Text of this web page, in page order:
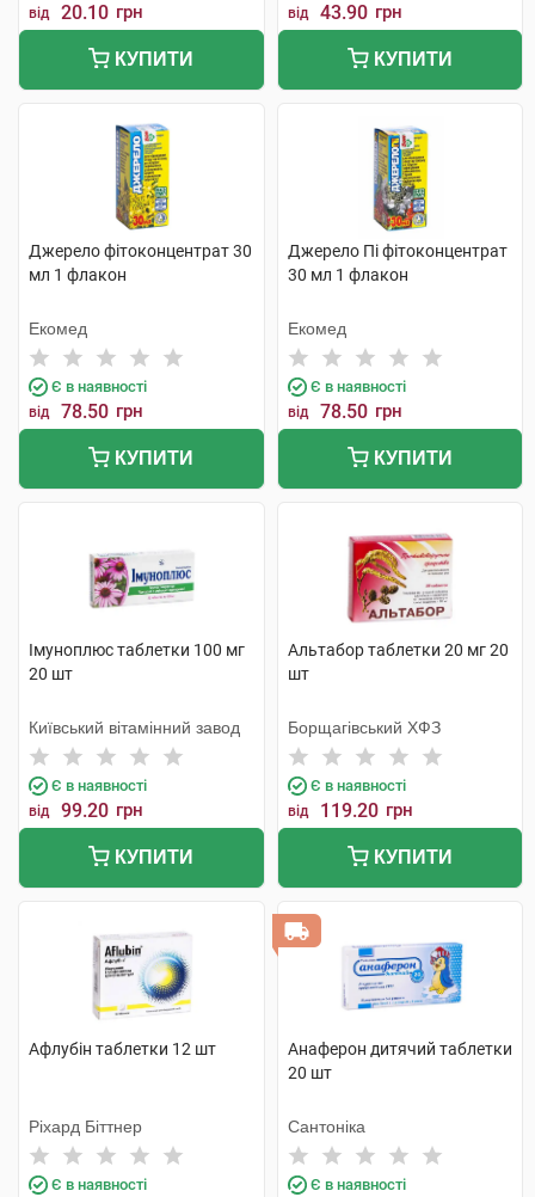
від 20.10 грн
КУПИТИ
від 43.90 грн
КУПИТИ
Джерело фітоконцентрат 30
мл 1 флакон
Екомед
Є в наявності
від 78.50 грн
КУПИТИ
Джерело Пі фітоконцентрат
30 мл 1 флакон
Екомед
Є в наявності
від 78.50 грн
КУПИТИ
Імуноплюс таблетки 100 мг
20 шт
Київський вітамінний завод
Є в наявності
від 99.20 грн
КУПИТИ
Альтабор таблетки 20 мг 20
шт
Борщагівський ХФЗ
Є в наявності
від 119.20 грн
КУПИТИ
Афлубін таблетки 12 шт
Ріхард Біттнер
Є в наявності
Анаферон дитячий таблетки
20 шт
Сантоніка
Є в наявності